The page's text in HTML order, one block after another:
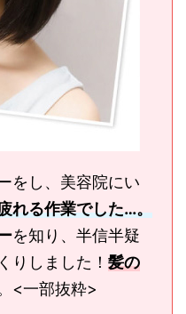
をし、美容院にい
れる作業でした…。
を知り、半信半疑
りしました！ 髪の
<一部抜粋>